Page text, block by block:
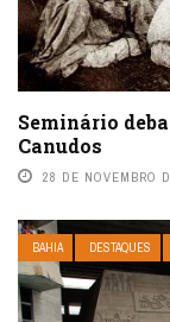
Seminário
Canudos
28 DE NOVEMBRO
BAHIA DESTAQUES